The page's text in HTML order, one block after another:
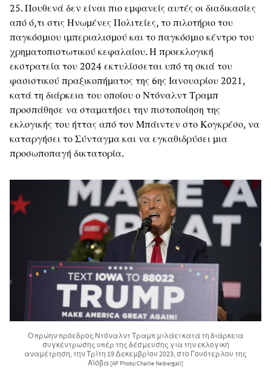
25. Πουθενά δεν είναι πιο εμφανείς αυτές οι διαδικασίες
από ό,τι στις Ηνωμένες Πολιτείες, το πιλοτήριο του
παγκόσμιου ιμπεριαλισμού και το παγκόσμιο κέντρο του
χρηματοπιστωτικού κεφαλαίου. Η προεκλογική
εκστρατεία του 2024 εκτυλίσσεται υπό τη σκιά του
φασιστικού πραξικοπήματος της 6ης Ιανουαρίου 2021,
κατά τη διάρκεια του οποίου ο Ντόναλντ Τραμπ
προσπάθησε να σταματήσει την πιστοποίηση της
εκλογικής του ήττας από τον Μπάιντεν στο Κογκρέσο, να
καταργήσει το Σύνταγμα και να εγκαθιδρύσει μια
προσωποπαγή δικτατορία.
Ο πρώην πρόεδρος Ντόναλντ Τραμπ μιλάει κατά τη διάρκεια
συγκέντρωσης υπέρ της δέσμευσης για την εκλογική
αναμέτρηση, την Τρίτη 19 Δεκεμβρίου 2023, στο Γουότερλου της
Αϊόβα [AP Photo/Charlie Neibergall]